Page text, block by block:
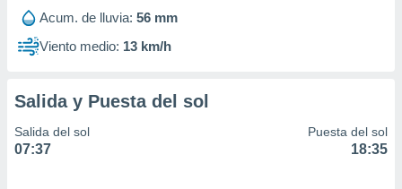
Acum. de lluvia: 56 mm
Viento medio: 13 km/h
Salida y Puesta del sol
Salida del sol
07:37
Puesta del sol
18:35